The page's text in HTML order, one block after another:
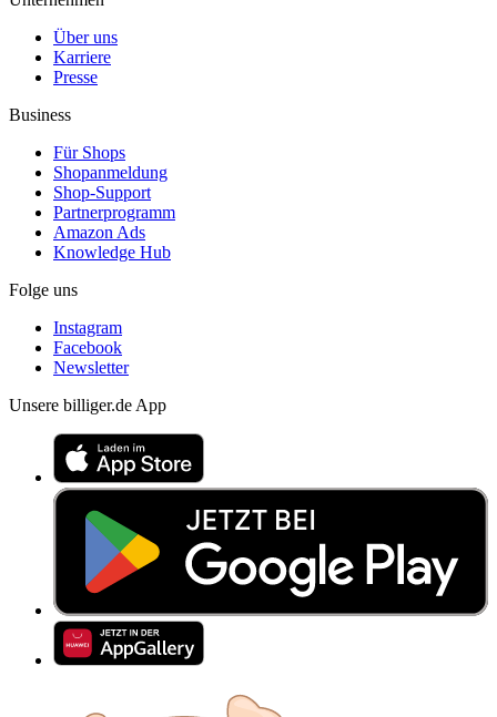
Über uns
Karriere
Presse
Business
Für Shops
Shopanmeldung
Shop-Support
Partnerprogramm
Amazon Ads
Knowledge Hub
Folge uns
Instagram
Facebook
Newsletter
Unsere billiger.de App